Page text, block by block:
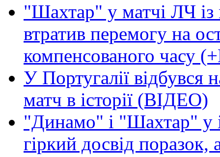
"Шахтар" у матчі ЛЧ
втратив перемогу на
компенсованого часу
У Португалії відбувся
матч в історії (ВІДЕО)
"Динамо" і "Шахтар" у
гіркий досвід поразок,